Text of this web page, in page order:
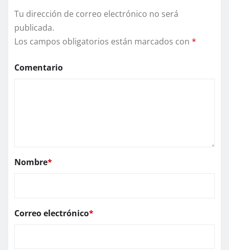
Tu dirección de correo electrónico no será
publicada.
Los campos obligatorios están marcados con *
Comentario
Nombre*
Correo electrónico*